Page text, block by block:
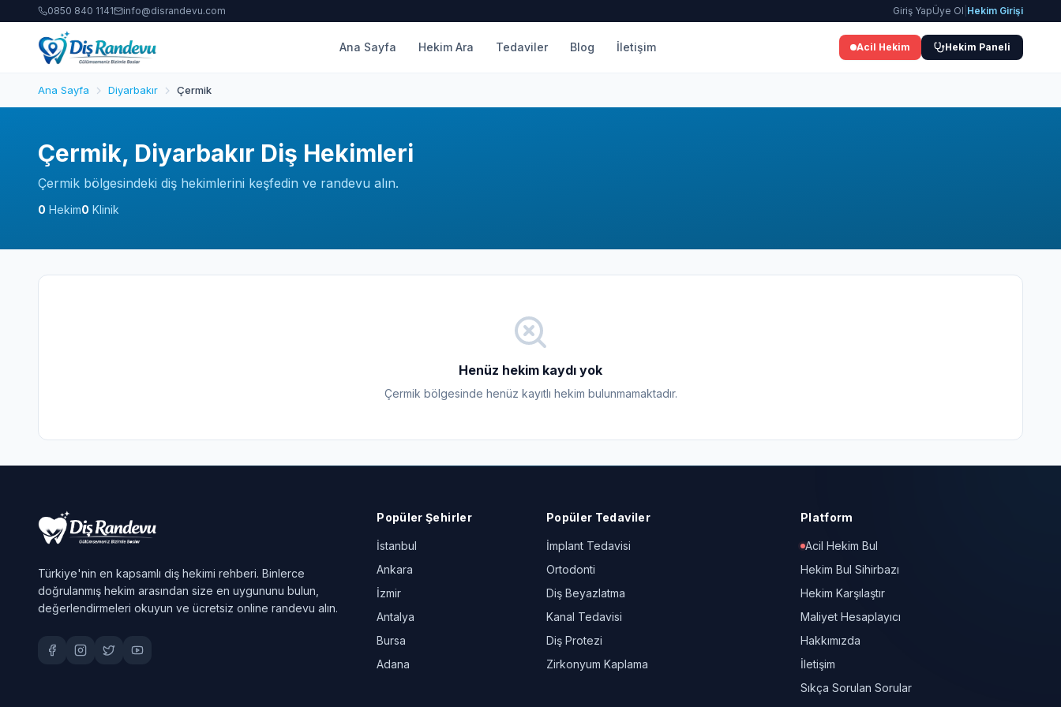
0850 840 1141 info@disrandevu.com Giriş YapÜye Ol Hekim Girişi
Ana Sayfa Hekim Ara Tedaviler Blog İletişim Acil Hekim Hekim Paneli
Ana Sayfa Diyarbakır Çermik
Çermik, Diyarbakır Diş Hekimleri
Çermik bölgesindeki diş hekimlerini keşfedin ve randevu alın.
0 Hekim0 Klinik
Henüz hekim kaydı yok
Çermik bölgesinde henüz kayıtlı hekim bulunmamaktadır.
Türkiye'nin en kapsamlı diş hekimi rehberi. Binlerce
doğrulanmış hekim arasından size en uygununu bulun,
değerlendirmeleri okuyun ve ücretsiz online randevu alın.
Popüler Şehirler
İstanbul
Ankara
İzmir
Antalya
Bursa
Adana
Popüler Tedaviler
İmplant Tedavisi
Ortodonti
Diş Beyazlatma
Kanal Tedavisi
Diş Protezi
Zirkonyum Kaplama
Platform
Acil Hekim Bul
Hekim Bul Sihirbazı
Hekim Karşılaştır
Maliyet Hesaplayıcı
Hakkımızda
İletişim
Sıkça Sorulan Sorular